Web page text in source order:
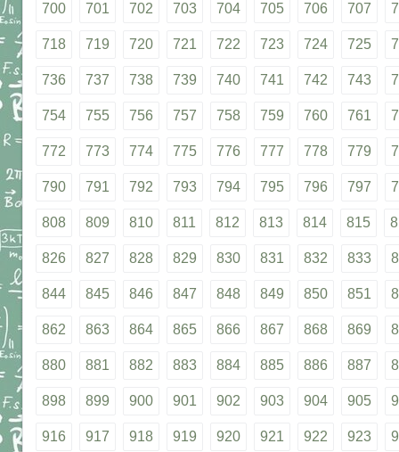
700 701 702 703 704 705 706 707
718 719 720 721 722 723 724 725
736 737 738 739 740 741 742 743
754 755 756 757 758 759 760 761
772 773 774 775 776 777 778 779
790 791 792 793 794 795 796 797
808 809 810 811 812 813 814 815
826 827 828 829 830 831 832 833
844 845 846 847 848 849 850 851
862 863 864 865 866 867 868 869
880 881 882 883 884 885 886 887
898 899 900 901 902 903 904 905
916 917 918 919 920 921 922 923